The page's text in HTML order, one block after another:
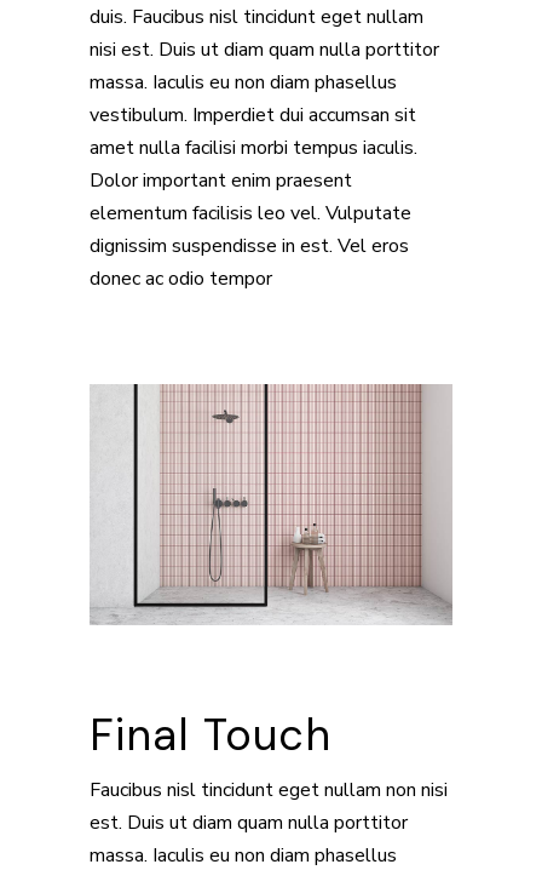
duis. Faucibus nisl tincidunt eget nullam
nisi est. Duis ut diam quam nulla porttitor
massa. Iaculis eu non diam phasellus
vestibulum. Imperdiet dui accumsan sit
amet nulla facilisi morbi tempus iaculis.
Dolor important enim praesent
elementum facilisis leo vel. Vulputate
dignissim suspendisse in est. Vel eros
donec ac odio tempor
Final Touch
Faucibus nisl tincidunt eget nullam non nisi
est. Duis ut diam quam nulla porttitor
massa. Iaculis eu non diam phasellus